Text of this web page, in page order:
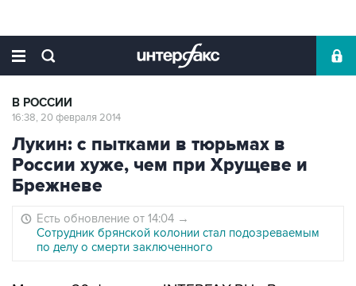
В РОССИИ
16:38, 20 февраля 2014
Лукин: с пытками в тюрьмах в
России хуже, чем при Хрущеве и
Брежневе
Есть обновление от 14:04 →
Сотрудник брянской колонии стал подозреваемым
по делу о смерти заключенного